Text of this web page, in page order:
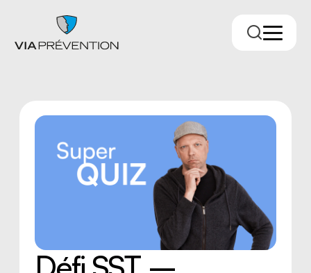
Trouver votre conseiller.ère